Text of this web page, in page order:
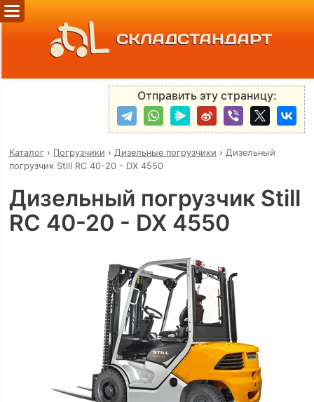
СКЛАДСТАНДАРТ
Отправить эту страницу:
Каталог› Погрузчики › Дизельные погрузчики › Дизельный
погрузчик Still RC 40-20 - DX 4550
Дизельный погрузчик Still
RC 40-20 - DX 4550